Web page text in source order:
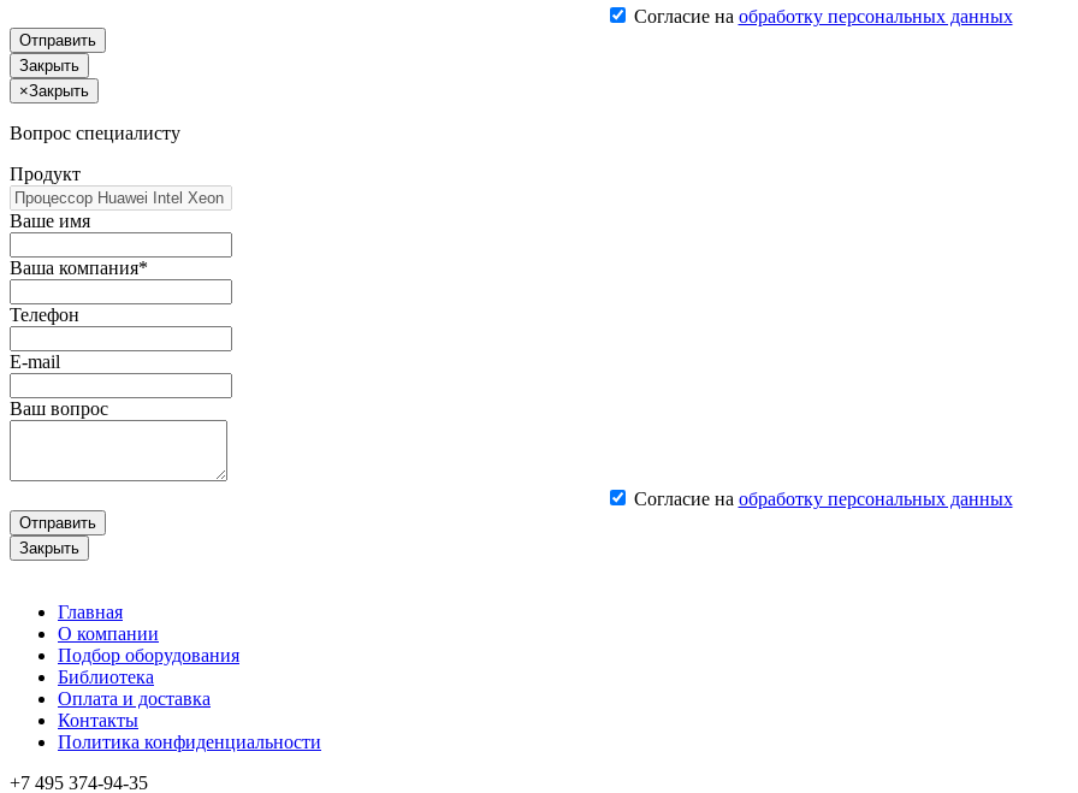
Согласие на обработку персональных данных
Отправить
Закрыть
×Закрыть
Вопрос специалисту
Продукт
Ваше имя
Ваша компания*
Телефон
E-mail
Ваш вопрос
Согласие на обработку персональных данных
Отправить
Закрыть
Главная
О компании
Подбор оборудования
Библиотека
Оплата и доставка
Контакты
Политика конфиденциальности
+7 495 374-94-35